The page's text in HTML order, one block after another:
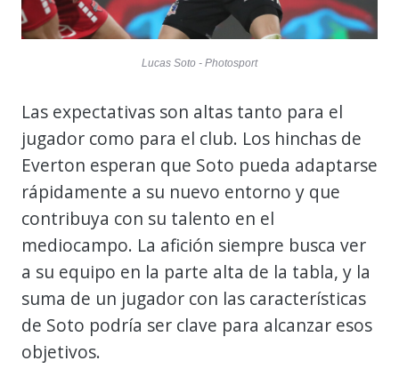
Lucas Soto - Photosport
Las expectativas son altas tanto para el
jugador como para el club. Los hinchas de
Everton esperan que Soto pueda adaptarse
rápidamente a su nuevo entorno y que
contribuya con su talento en el
mediocampo. La afición siempre busca ver
a su equipo en la parte alta de la tabla, y la
suma de un jugador con las características
de Soto podría ser clave para alcanzar esos
objetivos.